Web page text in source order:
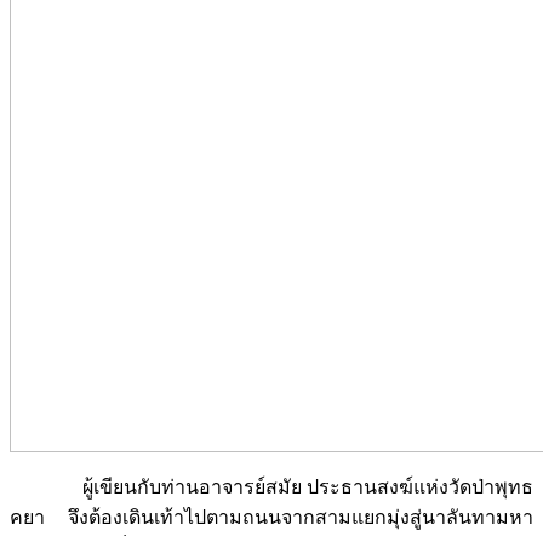
ผู้เขียนกับท่านอาจารย์สมัย ประธานสงฆ์แห่งวัดป่าพุทธ
คยา จึงต้องเดินเท้าไปตามถนนจากสามแยกมุ่งสู่นาลันทามหา